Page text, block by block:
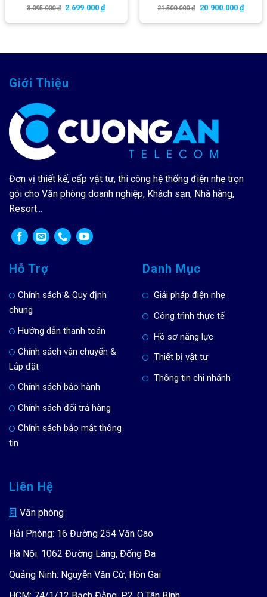
3.095.000₫ 2.699.000₫ 21.500.000₫ 20.900.000 ₫
Giới Thiệu
Đơn vị thiết kế, cấp vật tư, thi công hệ thống điện nhẹ trọn
gói cho Văn phòng doanh nghiệp, Khách sạn, Nhà hàng,
Resort...
Hỗ Trợ
Chính sách & Quy định
chung
Hướng dẫn thanh toán
Chính sách vận chuyển &
Lắp đặt
Chính sách bảo hành
Chính sách đổi trả hàng
Chính sách bảo mật thông
tin
Danh Mục
Giải pháp điện nhẹ
Công trình thực tế
Hồ sơ năng lực
Thiết bị vật tư
Thông tin chi nhánh
Liên Hệ
Văn phòng
Hải Phòng: 16 Đường 254 Văn Cao
Hà Nội: 1062 Đường Láng, Đống Đa
Quảng Ninh: Nguyễn Văn Cừ, Hòn Gai